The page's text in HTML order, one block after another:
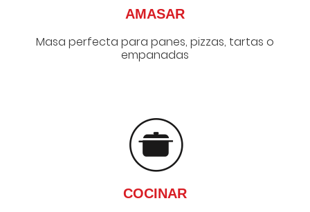
AMASAR
Masa perfecta para panes, pizzas, tartas o
empanadas
COCINAR